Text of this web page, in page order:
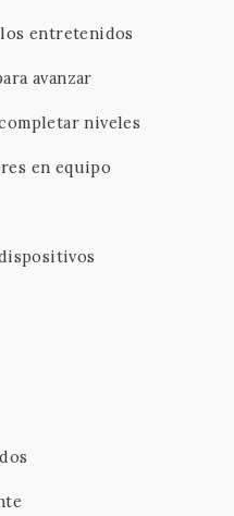
entretenidos
avanzar
niveles
en equipo